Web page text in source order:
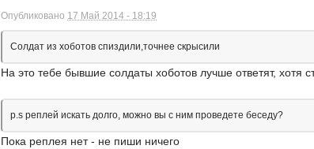
Опубликовано 17 Май 2014 - 18:19
Солдат из хоботов спиздили,точнее скрысили
На это тебе бывшие солдаты хоботов лучше ответят,
p.s реплей искать долго, можно вы с ним проведете беседу?
Пока реплея нет - не пиши ничего